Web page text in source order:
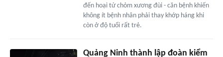
đến hoại tử chỏm xương đùi - căn bệnh khiến
không ít bệnh nhân phải thay khớp háng khi
còn ở độ tuổi rất trẻ.
Quảng Ninh thành lập đoàn kiểm